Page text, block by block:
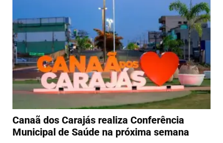
Canaã dos Carajás realiza Conferência
Municipal de Saúde na próxima semana